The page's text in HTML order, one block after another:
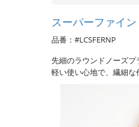
スーパーファイ
品番：#LCSFERNP
先細のラウンドノーズプ
軽い使い心地で、繊細な